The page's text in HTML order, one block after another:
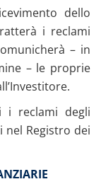
dello
i reclami
– in
– le proprie
i reclami degli
Registro dei